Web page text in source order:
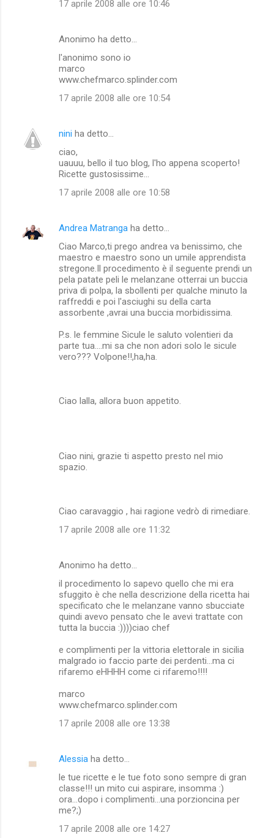
17 aprile 2008 alle ore 10:46
Anonimo ha detto…
l'anonimo sono io
marco
www.chefmarco.splinder.com
17 aprile 2008 alle ore 10:54
nini ha detto…
ciao,
uauuu, bello il tuo blog, l'ho appena scoperto!
Ricette gustosissime...
17 aprile 2008 alle ore 10:58
Andrea Matranga ha detto…
Ciao Marco,ti prego andrea va benissimo, che
maestro e maestro sono un umile apprendista
stregone.Il procedimento è il seguente prendi un
pela patate peli le melanzane otterrai un buccia
priva di polpa, la sbollenti per qualche minuto la
raffreddi e poi l'asciughi su della carta
assorbente ,avrai una buccia morbidissima.
P.s. le femmine Sicule le saluto volentieri da
parte tua....mi sa che non adori solo le sicule
vero??? Volpone!!,ha,ha.
Ciao lalla, allora buon appetito.
Ciao nini, grazie ti aspetto presto nel mio
spazio.
Ciao caravaggio , hai ragione vedrò di rimediare.
17 aprile 2008 alle ore 11:32
Anonimo ha detto…
il procedimento lo sapevo quello che mi era
sfuggito è che nella descrizione della ricetta hai
specificato che le melanzane vanno sbucciate
quindi avevo pensato che le avevi trattate con
tutta la buccia :))))ciao chef
e complimenti per la vittoria elettorale in sicilia
malgrado io faccio parte dei perdenti...ma ci
rifaremo eHHHH come ci rifaremo!!!!
marco
www.chefmarco.splinder.com
17 aprile 2008 alle ore 13:38
Alessia ha detto…
le tue ricette e le tue foto sono sempre di gran
classe!!! un mito cui aspirare, insomma :)
ora...dopo i complimenti...una porzioncina per
me?;)
17 aprile 2008 alle ore 14:27